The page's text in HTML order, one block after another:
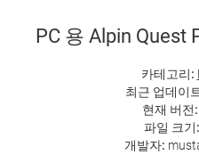
PC 용 Alpin Quest
카테고리:
최근 업데이
현재 버전:
파일 크기:
개발자: